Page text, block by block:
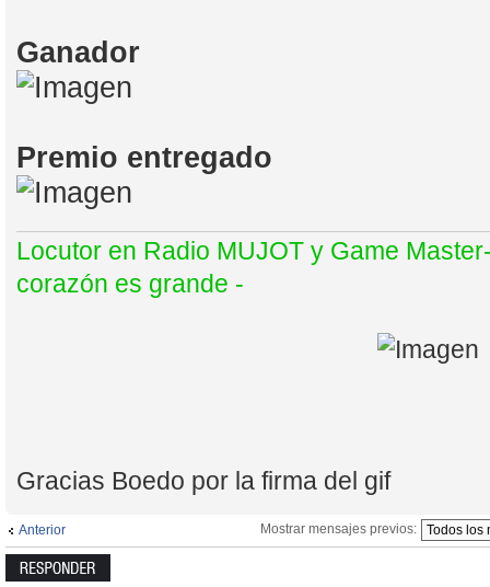
Ganador
Premio entregado
Locutor en Radio MUJOT y Game
corazón es grande -
Gracias Boedo por la firma del gif
Anterior Mostrar mensajes previos:
Publicar una
respuesta